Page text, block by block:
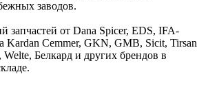
заводов.
запчастей от Dana Spicer, EDS, IFA-
Kardan Cemmer, GKN, GMB, Sicit, Tirsan
Welte, Белкард и других брендов в